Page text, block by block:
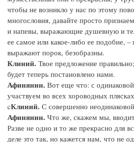
чтобы не возникло у нас по этому
многословия, давайте просто
и напевы, выражающие душевную и
ее самое или какое-либо ее подобие, –
выражают порок, безобразны.
Клиний. Твое предложение
будет теперь постановлено нами.
Афинянин. Вот еще что: с
участвуем во всех хороводных
cКлиний. С совершенно
Афинянин. Что же, скажем мы,
Разве не одно и то же прекрасно для
деле это так, но кажется нам, что не